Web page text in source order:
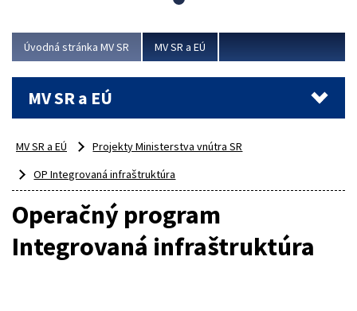
aj interiéru, kde vznikli nové učebne a moderné
Viac
Úvodná stránka MV SR MV SR a EÚ
MV SR a EÚ
MV SR a EÚ
Projekty Ministerstva vnútra SR
OP Integrovaná infraštruktúra
Operačný program
Integrovaná infraštruktúra